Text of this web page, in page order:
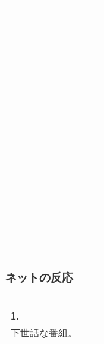
ネットの反応
1.
下世話な番組。